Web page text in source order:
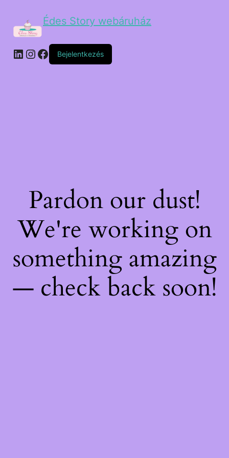
Édes Story webáruház
Bejelentkezés
Pardon our dust!
We're working on
something amazing
— check back soon!